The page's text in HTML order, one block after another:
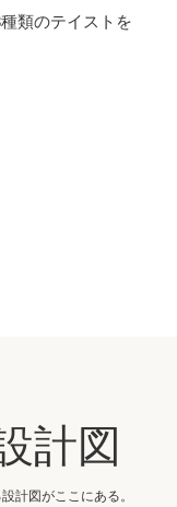
類のテイストを
計図
計図がここにある。